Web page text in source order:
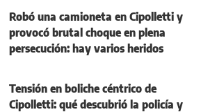
Robó una camioneta en Cipolletti y
provocó brutal choque en plena
persecución: hay varios heridos
Tensión en boliche céntrico de
Cipolletti: qué descubrió la policía y